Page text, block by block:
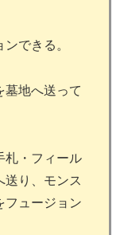
できる。
墓地へ送って
札・フィール
送り、モンス
フュージョン